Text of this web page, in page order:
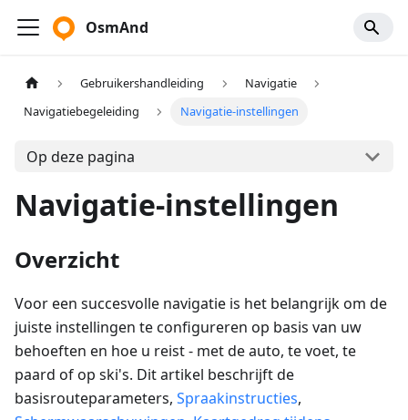
OsmAnd
Gebruikershandleiding
Navigatie
Navigatiebegeleiding
Navigatie-instellingen
Op deze pagina
Navigatie-instellingen
Overzicht
Voor een succesvolle navigatie is het belangrijk om de
juiste instellingen te configureren op basis van uw
behoeften en hoe u reist - met de auto, te voet, te
paard of op ski's. Dit artikel beschrijft de
basisrouteparameters, Spraakinstructies,